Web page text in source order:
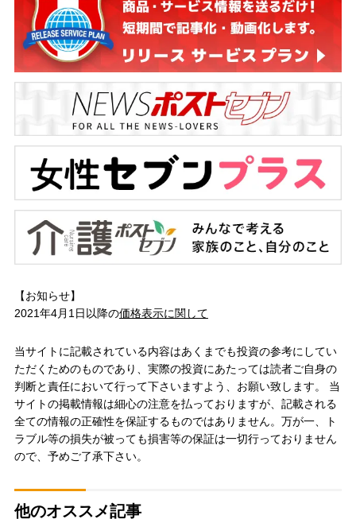
【お知らせ】
2021年4月1日以降の価格表示に関して
当サイトに記載されている内容はあくまでも投資の参考にしてい
ただくためのものであり、実際の投資にあたっては読者ご自身の
判断と責任において行って下さいますよう、お願い致します。 当
サイトの掲載情報は細心の注意を払っておりますが、記載される
全ての情報の正確性を保証するものではありません。万が一、ト
ラブル等の損失が被っても損害等の保証は一切行っておりません
ので、予めご了承下さい。
他のオススメ記事